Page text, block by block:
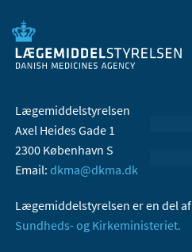
Lægemiddelstyrelsen
Axel Heides Gade 1
2300 København S
Email: dkma@dkma.dk
Lægemiddelstyrelsen er en del af
Sundheds- og Kirkeministeriet.